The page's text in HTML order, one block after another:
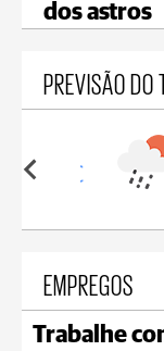
dos astros
PREVISÃO DO
19°C
EMPREGOS
Trabalhe